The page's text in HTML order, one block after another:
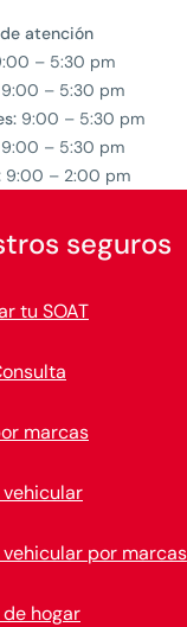
atención
– 5:30 pm
9:00 – 5:30 pm
9:00 – 5:30 pm
9:00 – 5:30 pm
9:00 – 2:00 pm
seguros
tu SOAT
marcas
vehicular
vehicular por marcas
hogar